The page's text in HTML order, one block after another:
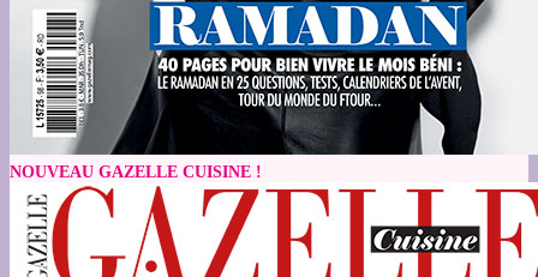
NOUVEAU GAZELLE CUISINE !